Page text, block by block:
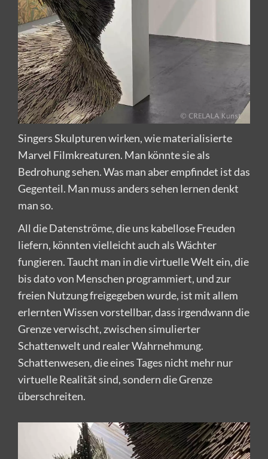
Singers Skulpturen wirken, wie materialisierte
Marvel Filmkreaturen. Man könnte sie als
Bedrohung sehen. Was man aber empfindet ist das
Gegenteil. Man muss anders sehen lernen denkt
man so.
All die Datenströme, die uns kabellose Freuden
liefern, könnten vielleicht auch als Wächter
fungieren. Taucht man in die virtuelle Welt ein, die
bis dato von Menschen programmiert, und zur
freien Nutzung freigegeben wurde, ist mit allem
erlernten Wissen vorstellbar, dass irgendwann die
Grenze verwischt, zwischen simulierter
Schattenwelt und realer Wahrnehmung.
Schattenwesen, die eines Tages nicht mehr nur
virtuelle Realität sind, sondern die Grenze
überschreiten.